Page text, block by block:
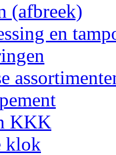
(afbreek)
en
KKK
klok